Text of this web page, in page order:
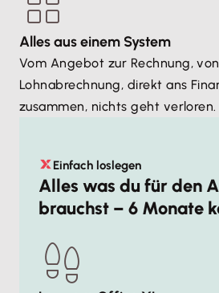
Alles aus einem System
Vom Angebot zur Rechnung,
Lohnabrechnung, direkt ans
zusammen, nichts geht verloren.
Einfach loslegen
Alles was du für den
brauchst – 6 Monate